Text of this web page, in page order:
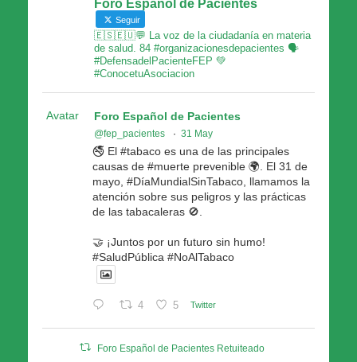
Foro Español de Pacientes
Seguir
🇪🇸🇪🇺💬 La voz de la ciudadanía en materia
de salud. 84 #organizacionesdepacientes 🗣
#DefensadelPacienteFEP 💚
#ConocetuAsociacion
Avatar Foro Español de Pacientes
@fep_pacientes · 31 May
🚭 El #tabaco es una de las principales
causas de #muerte prevenible 🌍. El 31 de
mayo, #DíaMundialSinTabaco, llamamos la
atención sobre sus peligros y las prácticas
de las tabacaleras 🚫.
🤝 ¡Juntos por un futuro sin humo!
#SaludPública #NoAlTabaco
4 5 Twitter
Foro Español de Pacientes Retuiteado